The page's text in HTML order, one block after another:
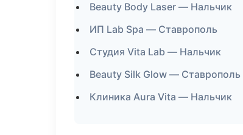
Beauty Body Laser — Нальчик
ИП Lab Spa — Ставрополь
Студия Vita Lab — Нальчик
Beauty Silk Glow — Ставрополь
Клиника Aura Vita — Нальчик